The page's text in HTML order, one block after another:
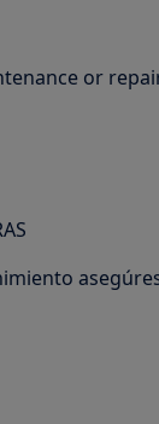
or